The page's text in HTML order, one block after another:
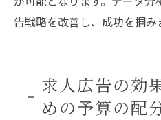
告戦略を改善し、成功を掴み
求人広告の効
めの予算の配